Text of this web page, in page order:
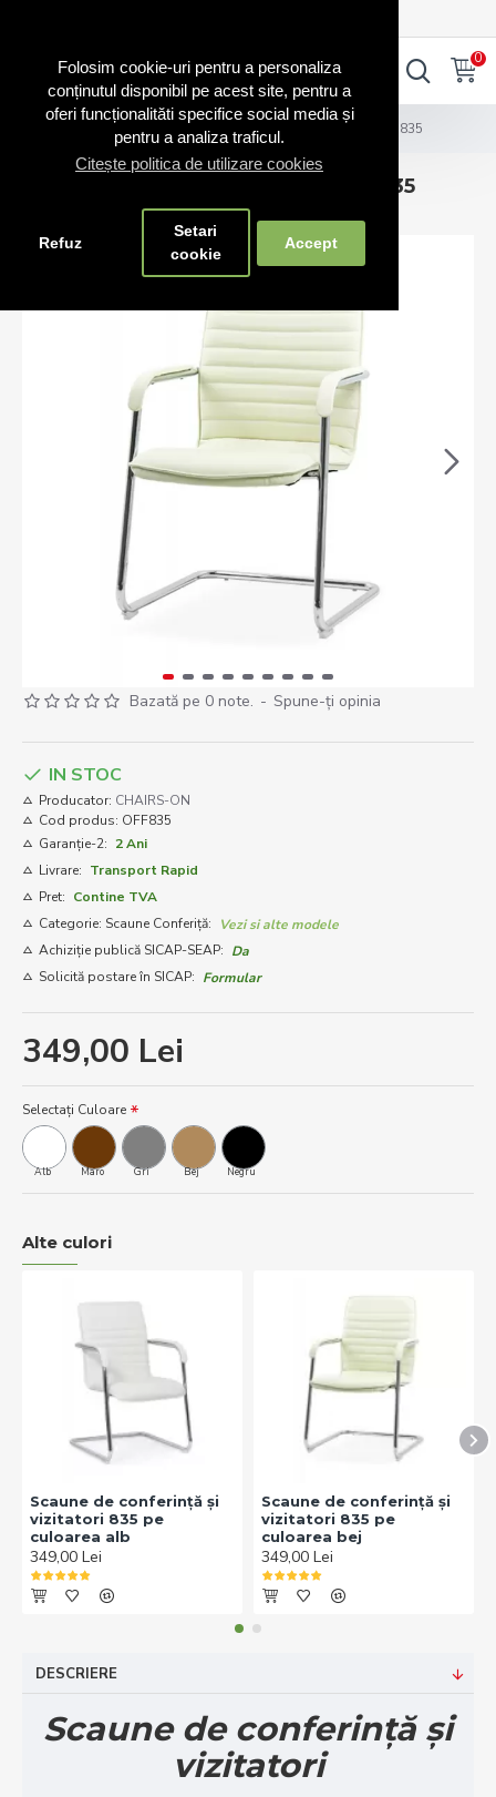
Folosim cookie-uri pentru a personaliza
conținutul disponibil pe acest site, pentru a
oferi funcționalităti specifice social media și
pentru a analiza traficul.
Citește politica de utilizare cookies
Refuz
Setari
cookie
Accept
0
Scaune vizitator Scaune de conferință și vizitatori 835
Scaune de conferință și vizitatori 835
Bazată pe 0 note. - Spune-ţi opinia
349,00 Lei
IN STOC
Producator: CHAIRS-ON
Cod produs: OFF835
Garanție-2: 2 Ani
Livrare: Transport Rapid
Pret: Contine TVA
Categorie: Scaune Conferiță:
Vezi si alte modele
Achiziție publică SICAP-SEAP: Da
Solicită postare în SICAP: Formular
Selectați Culoare
Alb Maro Gri Bej Negru
Alte culori
Scaune de conferință și
vizitatori 835 pe
culoarea alb
349,00 Lei
Scaune de conferință și
vizitatori 835 pe
culoarea bej
349,00 Lei
DESCRIERE
Scaune de conferință și
vizitatori